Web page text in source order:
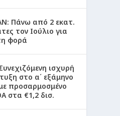
Πάνω από 2 εκατ.
τον Ιούλιο για
φορά
ισχυρή
στο α΄ εξάμηνο
προσαρμοσμένο
στα €1,2 δισ.